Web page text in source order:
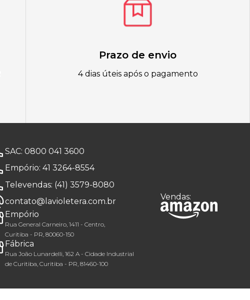
Prazo de envio
4 dias úteis após o pagamento
SAC:0800 041 3600
Empório:41 3264-8554
Televendas: (41) 3579-8080
contato@lavioletera.com.br
Empório
Rua General Carneiro, 1411 - Centro,
Curitiba - PR, 80060-150
Fábrica
Rua João Lunardelli, 162 A - Cidade Industrial
de Curitiba, Curitiba - PR, 81460-100
Vendas: